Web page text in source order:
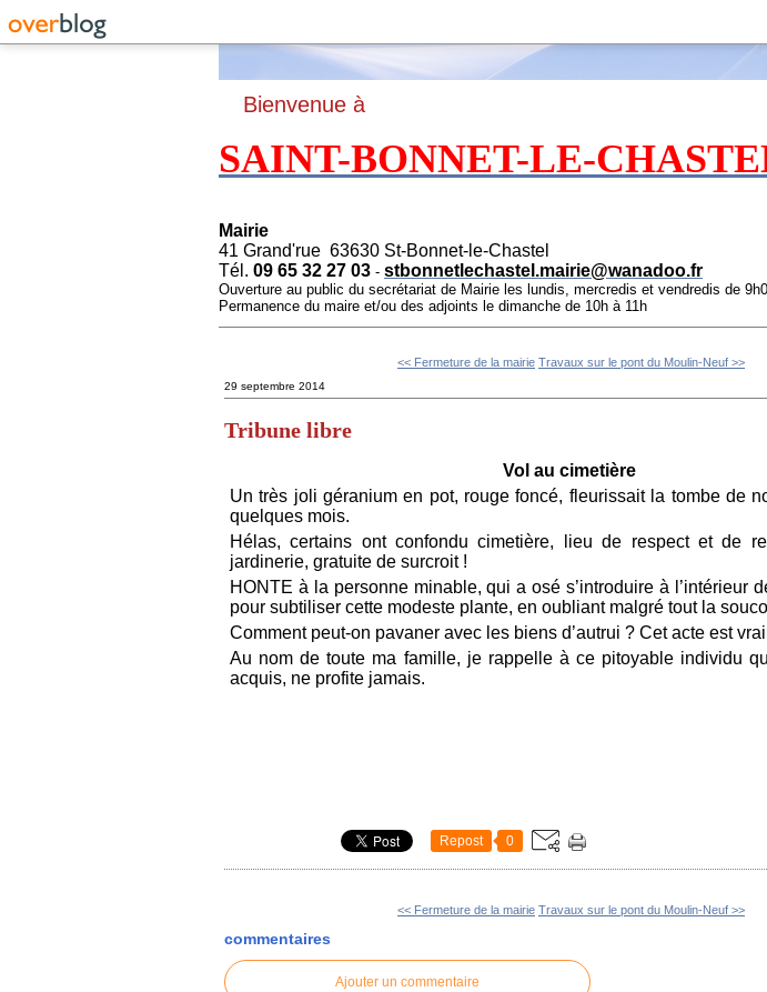
Bienvenue à
SAINT-BONNET-LE-
Mairie
41 Grand'rue 63630 St-Bonnet-le-Chastel
Tél. 09 65 32 27 03 - stbonnetlechastel.mairie@wanadoo.fr
Ouverture au public du secrétariat de Mairie les lundis, mercredis et vendredis de
Permanence du maire et/ou des adjoints le dimanche de 10h à 11h
<< Fermeture de la mairie Travaux sur le pont du Moulin-Neuf >>
29 septembre 2014
Tribune libre
Vol au cimetière
Un très joli géranium en pot, rouge foncé, fleurissait la tombe de
quelques mois.
Hélas, certains ont confondu cimetière, lieu de respect et de
jardinerie, gratuite de surcroit !
HONTE à la personne minable, qui a osé s’introduire à l’intérieur
pour subtiliser cette modeste plante, en oubliant malgré tout la
Comment peut-on pavaner avec les biens d’autrui ? Cet acte est
Au nom de toute ma famille, je rappelle à ce pitoyable individu
acquis, ne profite jamais.
Repost 0
<< Fermeture de la mairie Travaux sur le pont du Moulin-Neuf >>
commentaires
Ajouter un commentaire